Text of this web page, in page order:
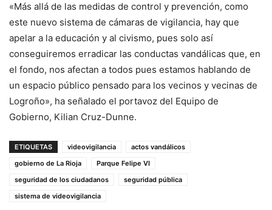
«Más allá de las medidas de control y prevención, como
este nuevo sistema de cámaras de vigilancia, hay que
apelar a la educación y al civismo, pues solo así
conseguiremos erradicar las conductas vandálicas que, en
el fondo, nos afectan a todos pues estamos hablando de
un espacio público pensado para los vecinos y vecinas de
Logroño», ha señalado el portavoz del Equipo de
Gobierno, Kilian Cruz-Dunne.
ETIQUETAS videovigilancia
actos vandálicos
gobierno de La Rioja
Parque Felipe VI
seguridad de los ciudadanos
seguridad pública
sistema de videovigilancia